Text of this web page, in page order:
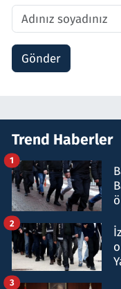
Gönder
Trend Haberler
1
2
3